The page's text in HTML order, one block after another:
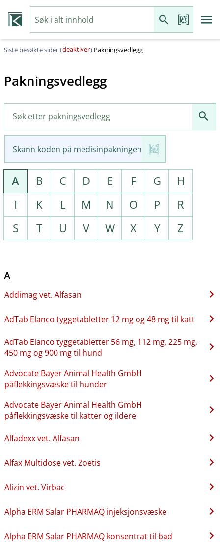
Siste besøkte sider (deaktiver) Pakningsvedlegg
Pakningsvedlegg
Skann koden på medisinpakningen
A B C D E F G
H
I
K L M N O P
R
S
T U V W X Y Z
A
Addimag vet. Alfasan
AdTab Elanco tyggetabletter 12 mg og 48 mg til katt
AdTab Elanco tyggetabletter 56 mg, 112 mg, 225 mg,
450 mg og 900 mg til hund
Advocate Bayer Animal Health GmbH
påflekkingsvæske til hunder
Advocate Bayer Animal Health GmbH
påflekkingsvæske til katter og ildere
Alfadexx vet. Alfasan
Alfax Multidose vet. Zoetis
Alizin vet. Virbac
Alpha ERM Salar PHARMAQ injeksjonsvæske
Alpha ERM Salar PHARMAQ konsentrat til bad